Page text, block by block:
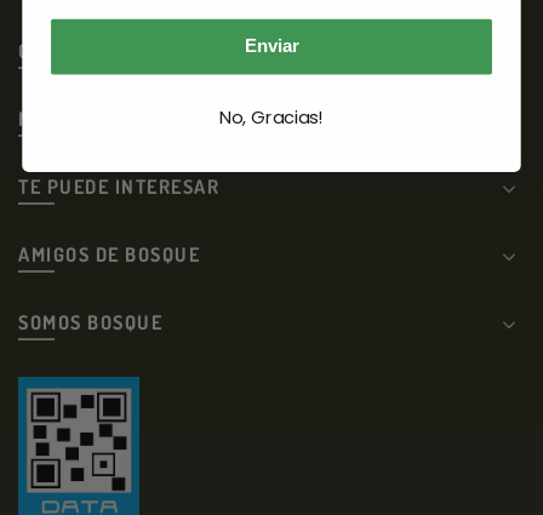
CATEGORÍAS DE PRODUCTO
NECESITO AYUDA
TE PUEDE INTERESAR
AMIGOS DE BOSQUE
SOMOS BOSQUE
Enviar
No, Gracias!